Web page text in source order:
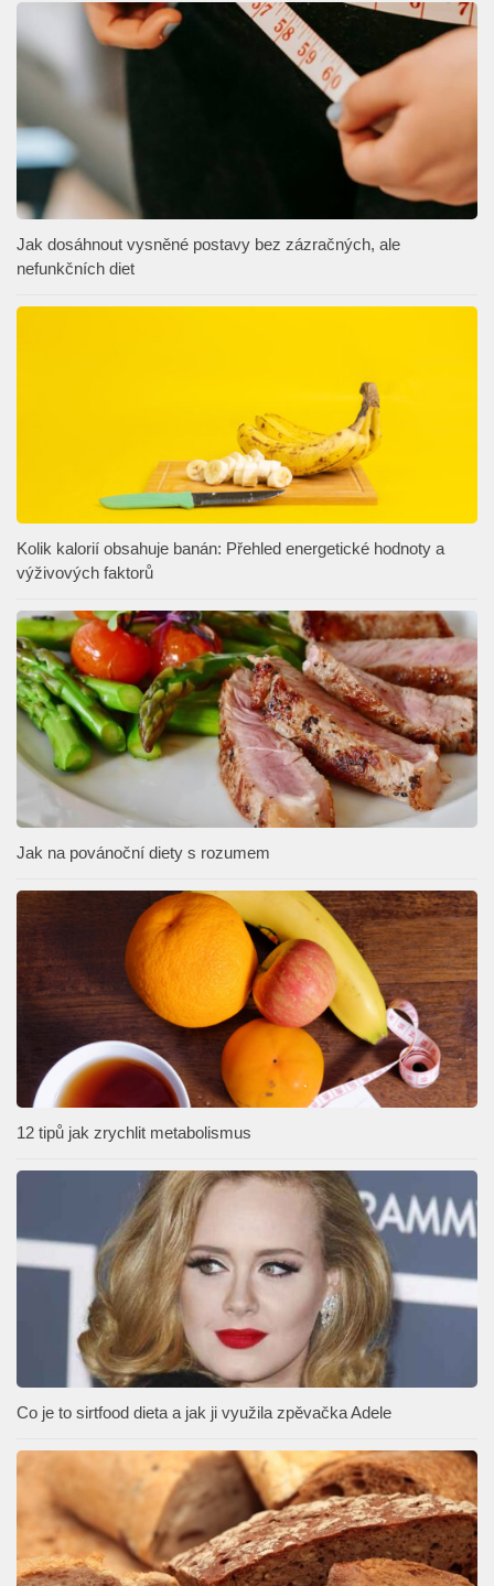
Jak dosáhnout vysněné postavy bez zázračných, ale
nefunkčních diet
Kolik kalorií obsahuje banán: Přehled energetické hodnoty a
výživových faktorů
Jak na povánoční diety s rozumem
12 tipů jak zrychlit metabolismus
Co je to sirtfood dieta a jak ji využila zpěvačka Adele